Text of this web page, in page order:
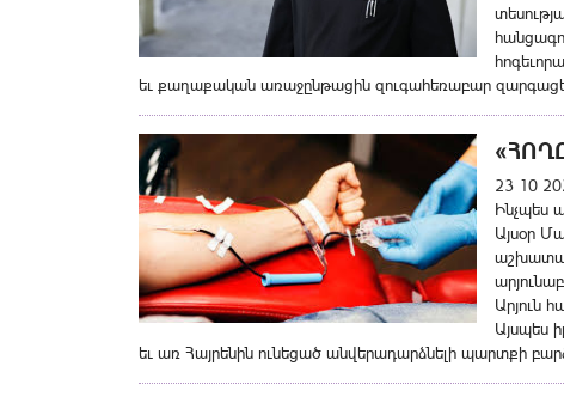
եւ քաղաքական առաջընթացին զուգահեռաբար
23 10
Ինչպես
Այսօր
Արյուն
Այսպես
եւ առ Հայրենին ունեցած անվերադարձնելի պարտքի